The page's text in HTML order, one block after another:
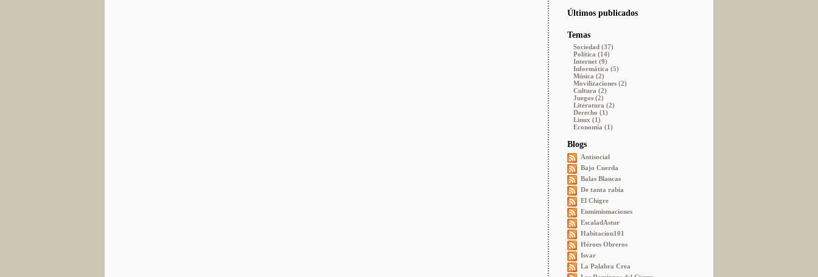
Últimos publicados
Temas
Sociedad (37)
Política (14)
Internet (9)
Informática (5)
Música (2)
Movilizaciones (2)
Cultura (2)
Juegos (2)
Literatura (2)
Derecho (1)
Linux (1)
Economía (1)
Blogs
Antisocial
Bajo Cuerda
Balas Blancas
De tanta rabia
El Chigre
Enmimismaciones
EscaladAstur
Habitacion101
Héroes Obreros
Isvar
La Palabra Crea